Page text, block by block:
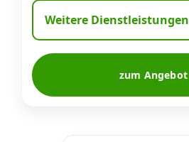
Weitere Dienstleistungen
zum Angebot